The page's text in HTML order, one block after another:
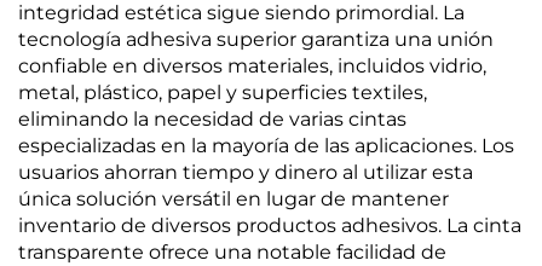
integridad estética sigue siendo primordial. La
tecnología adhesiva superior garantiza una unión
confiable en diversos materiales, incluidos vidrio,
metal, plástico, papel y superficies textiles,
eliminando la necesidad de varias cintas
especializadas en la mayoría de las aplicaciones. Los
usuarios ahorran tiempo y dinero al utilizar esta
única solución versátil en lugar de mantener
inventario de diversos productos adhesivos. La cinta
transparente ofrece una notable facilidad de